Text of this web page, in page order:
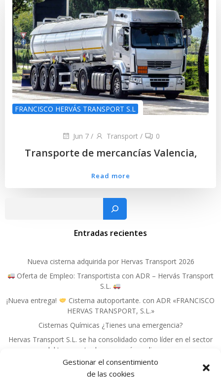
Gestionar el consentimiento
de las cookies
FRANCISCO HERVÁS TRANSPORT S.L
Jun 7 / Transport / 0
Transporte de mercancías Valencia,
Read more
Entradas recientes
Nueva cisterna adquirida por Hervas Transport 2026
Oferta de Empleo: Transportista con ADR – Hervás Transport
S.L.
¡Nueva entrega!
Cisterna autoportante. con ADR «FRANCISCO
HERVAS TRANSPORT, S.L.»
Cisternas Químicas ¿Tienes una emergencia?
Hervas Transport S.L. se ha consolidado como líder en el sector
del transporte de mercancías peligrosas.